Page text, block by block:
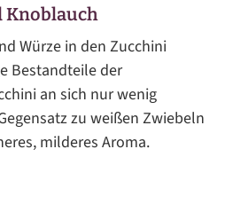
Knoblauch
Würze in den Zucchini
Bestandteile der
an sich nur wenig
zu weißen Zwiebeln
milderes Aroma.